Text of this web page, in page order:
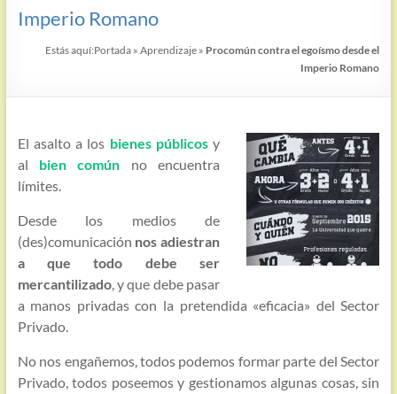
Imperio Romano
Estás aquí:Portada »Aprendizaje » Procomún contra el egoísmo desde el
Imperio Romano
El asalto a los bienes públicosy
al bien común no encuentra
límites.
Desde los medios de
(des)comunicación nos adiestran
a que todo debe ser
mercantilizado, y que debe pasar
a manos privadas con la pretendida «eficacia» del Sector
Privado.
No nos engañemos, todos podemos formar parte del Sector
Privado, todos poseemos y gestionamos algunas cosas, sin